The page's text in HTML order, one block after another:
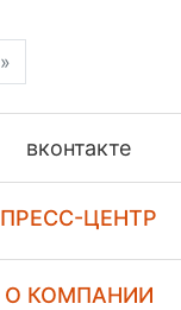
»
вконтакте
ПРЕСС-ЦЕНТР
О КОМПАНИИ